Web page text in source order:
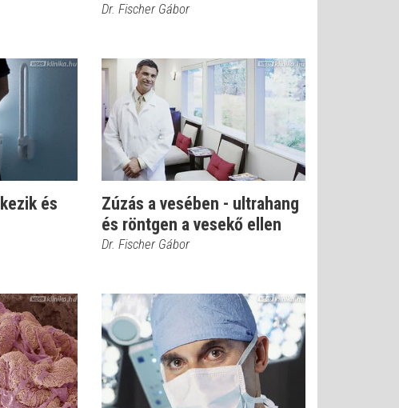
Dr. Fischer Gábor
és
Zúzás a vesében - ultrahang
és röntgen a vesekő ellen
Dr. Fischer Gábor